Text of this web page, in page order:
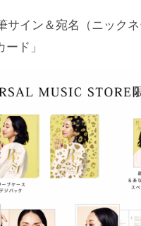
サイン＆宛名（ニック
ード」